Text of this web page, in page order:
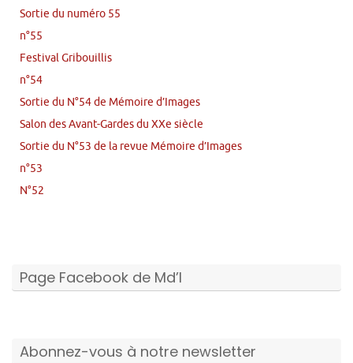
Sortie du numéro 55
n°55
Festival Gribouillis
n°54
Sortie du N°54 de Mémoire d’Images
Salon des Avant-Gardes du XXe siècle
Sortie du N°53 de la revue Mémoire d’Images
n°53
N°52
Page Facebook de Md’I
Abonnez-vous à notre newsletter